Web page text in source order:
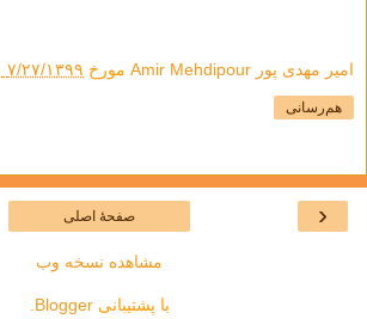
امیر مهدی پور Amir Mehdipour مورخ ۷/۲۷/۱۳۹۹ ۰۱:۱۶:۰۰ ب.ظ.
هم‌رسانی
‹ صفحهٔ اصلی
مشاهده نسخه وب
با پشتیبانیBlogger
.